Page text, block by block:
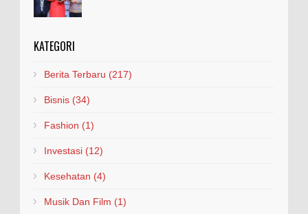
KATEGORI
Berita Terbaru (217)
Bisnis (34)
Fashion (1)
Investasi (12)
Kesehatan (4)
Musik Dan Film (1)